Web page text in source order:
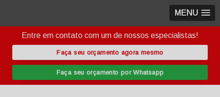
MENU
Entre em contato com um de nossos especialistas!
Faça seu orçamento agora mesmo
Faça seu orçamento por Whatsapp